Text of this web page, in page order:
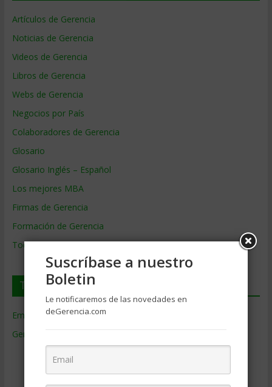
Artículos de Gerencia
Noticias de Gerencia
Videos de Gerencia
Libros de Gerencia
Webs de Gerencia
Negocios por País
Colaboradores de Gerencia
Glosario
Glosario Inglés – Español
Los mejores MBA
Firmas de Gerencia
Formación de Gerencia
Todos los Temas
Temas de Gerencia
Empresas de Gerencia(38)
Gerencia
Ciencias Económicas
Suscríbase a nuestro
Boletin
Le notificaremos de las novedades en
deGerencia.com